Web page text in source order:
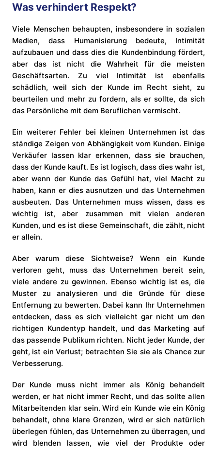
Was verhindert Respekt?
Viele Menschen behaupten, insbesondere in sozialen
Medien, dass Humanisierung bedeute, Intimität
aufzubauen und dass dies die Kundenbindung fördert,
aber das ist nicht die Wahrheit für die meisten
Geschäftsarten. Zu viel Intimität ist ebenfalls
schädlich, weil sich der Kunde im Recht sieht, zu
beurteilen und mehr zu fordern, als er sollte, da sich
das Persönliche mit dem Beruflichen vermischt.
Ein weiterer Fehler bei kleinen Unternehmen ist das
ständige Zeigen von Abhängigkeit vom Kunden. Einige
Verkäufer lassen klar erkennen, dass sie brauchen,
dass der Kunde kauft. Es ist logisch, dass dies wahr ist,
aber wenn der Kunde das Gefühl hat, viel Macht zu
haben, kann er dies ausnutzen und das Unternehmen
ausbeuten. Das Unternehmen muss wissen, dass es
wichtig ist, aber zusammen mit vielen anderen
Kunden, und es ist diese Gemeinschaft, die zählt, nicht
er allein.
Aber warum diese Sichtweise? Wenn ein Kunde
verloren geht, muss das Unternehmen bereit sein,
viele andere zu gewinnen. Ebenso wichtig ist es, die
Muster zu analysieren und die Gründe für diese
Entfernung zu bewerten. Dabei kann Ihr Unternehmen
entdecken, dass es sich vielleicht gar nicht um den
richtigen Kundentyp handelt, und das Marketing auf
das passende Publikum richten. Nicht jeder Kunde, der
geht, ist ein Verlust; betrachten Sie sie als Chance zur
Verbesserung.
Der Kunde muss nicht immer als König behandelt
werden, er hat nicht immer Recht, und das sollte allen
Mitarbeitenden klar sein. Wird ein Kunde wie ein König
behandelt, ohne klare Grenzen, wird er sich natürlich
überlegen fühlen, das Unternehmen zu überragen, und
wird blenden lassen, wie viel der Produkte oder